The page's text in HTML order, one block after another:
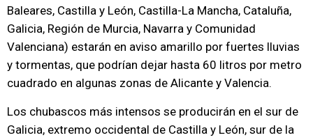
Baleares, Castilla y León, Castilla-La Mancha, Cataluña,
Galicia, Región de Murcia, Navarra y Comunidad
Valenciana) estarán en aviso amarillo por fuertes lluvias
y tormentas, que podrían dejar hasta 60 litros por metro
cuadrado en algunas zonas de Alicante y Valencia.
Los chubascos más intensos se producirán en el sur de
Galicia, extremo occidental de Castilla y León, sur de la